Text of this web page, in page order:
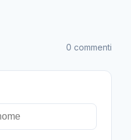
0 commenti